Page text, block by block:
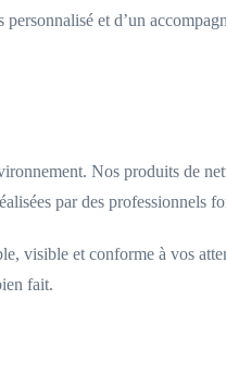
et d’un
Nos produits de
par des professionnels
visible et conforme à vos
fait.